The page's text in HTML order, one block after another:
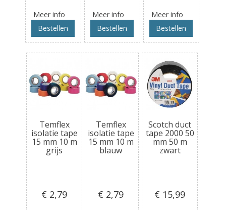
Meer info
Bestellen
Meer info
Bestellen
Meer info
Bestellen
Temflex
isolatie tape
15 mm 10 m
grijs
€ 2,79
Temflex
isolatie tape
15 mm 10 m
blauw
€ 2,79
Scotch duct
tape 2000 50
mm 50 m
zwart
€ 15,99